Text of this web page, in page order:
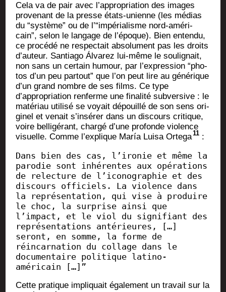
Cela va de pair avec l’appropriation des images
pro­ve­nant de la presse états-unienne (les médias
du “sys­tème” ou de l’“impérialisme nord-amé­ri­
cain”, selon le lan­gage de l’époque). Bien enten­du,
ce pro­cé­dé ne res­pec­tait abso­lu­ment pas les droits
d’auteur. San­tia­go Álva­rez lui-même le sou­li­gnait,
non sans un cer­tain humour, par l’expression “pho­
tos d’un peu par­tout” que l’on peut lire au géné­rique
d’un grand nombre de ses films. Ce type
d’appropriation ren­ferme une fina­li­té sub­ver­sive : le
maté­riau uti­li­sé se voyait dépouillé de son sens ori­
gi­nel et venait s’insérer dans un dis­cours cri­tique,
voire bel­li­gé­rant, char­gé d’une pro­fonde vio­lence
visuelle. Comme l’explique María Lui­sa Orte­ga11:
Dans bien des cas, l’ironie et même la
parodie sont inhérentes aux opérations
de relecture de l’iconographie et des
discours officiels. La violence dans
la représentation, qui vise à produire
le choc, la surprise ainsi que
l’impact, et le viol du signifiant des
représentations antérieures, […]
seront, en somme, la forme de
réincarnation du collage dans le
documentaire politique latino-
américain […]”
Cette pra­tique impli­quait éga­le­ment un tra­vail sur la